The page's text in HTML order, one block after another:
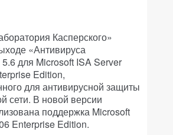
Касперского»
«Антивируса
5.6 для Microsoft ISA Server
Edition,
для антивирусной защиты
сети. В новой версии
поддержка Microsoft
Enterprise Edition.